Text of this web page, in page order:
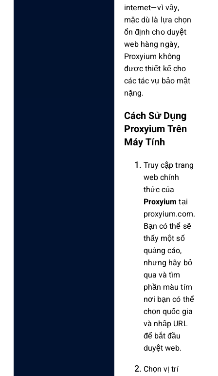
internet—vì vậy,
mặc dù là lựa chọn
ổn định cho duyệt
web hàng ngày,
Proxyium không
được thiết kế cho
các tác vụ bảo mật
nặng.
Cách Sử Dụng
Proxyium Trên
Máy Tính
Truy cập trang
web chính
thức của
Proxyium tại
proxyium.com.
Bạn có thể sẽ
thấy một số
quảng cáo,
nhưng hãy bỏ
qua và tìm
phần màu tím
nơi bạn có thể
chọn quốc gia
và nhập URL
để bắt đầu
duyệt web.
Chọn vị trí